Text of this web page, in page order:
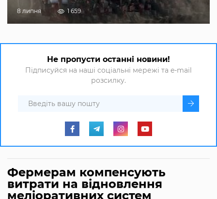
8 липня 1 659
Не пропусти останні новини!
Підписуйся на наші соціальні мережі та e-mail
розсилку.
Фермерам компенсують
витрати на відновлення
меліоративних систем